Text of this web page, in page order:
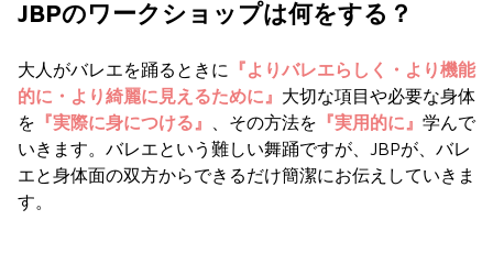
JBPのワークショップは何をする？
大人がバレエを踊るときに
『よりバレエらしく・より機能
的に・より綺麗に見えるために』 大切な項目や必要な身体
を 『実際に身につける』 、その方法を 『実用的に』 学んで
いきます。バレエという難しい舞踊ですが、JBPが、バレ
エと身体面の双方からできるだけ簡潔にお伝えしていきま
す。